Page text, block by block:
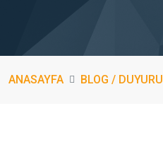
ANASAYFA BLOG / DUYURU